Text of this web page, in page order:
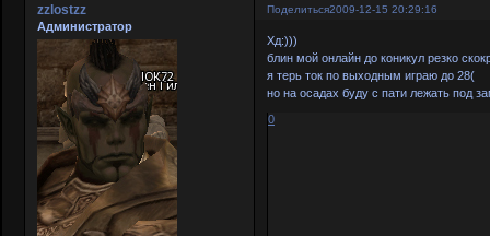
Поделиться2009-12-15 20:29:16
zzlostzz
Администратор
Хд:)))
блин мой онлайн до коникул резко
я терь ток по выходным играю до 28(
но на осадах буду с пати лежать под
0